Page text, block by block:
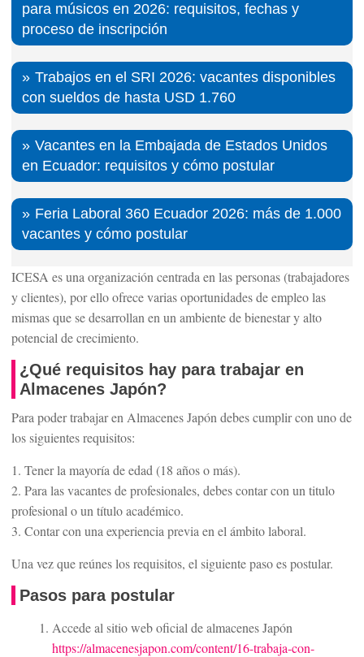
para músicos en 2026: requisitos, fechas y
proceso de inscripción
Trabajos en el SRI 2026: vacantes disponibles
con sueldos de hasta USD 1.760
Vacantes en la Embajada de Estados Unidos
en Ecuador: requisitos y cómo postular
Feria Laboral 360 Ecuador 2026: más de 1.000
vacantes y cómo postular
ICESA es una organización centrada en las personas (trabajadores
y clientes), por ello ofrece varias oportunidades de empleo las
mismas que se desarrollan en un ambiente de bienestar y alto
potencial de crecimiento.
¿Qué requisitos hay para trabajar en
Almacenes Japón?
Para poder trabajar en Almacenes Japón debes cumplir con uno de
los siguientes requisitos:
1. Tener la mayoría de edad (18 años o más).
2. Para las vacantes de profesionales, debes contar con un titulo
profesional o un título académico.
3. Contar con una experiencia previa en el ámbito laboral.
Una vez que reúnes los requisitos, el siguiente paso es postular.
Pasos para postular
Accede al sitio web oficial de almacenes Japón
https://almacenesjapon.com/content/16-trabaja-con-